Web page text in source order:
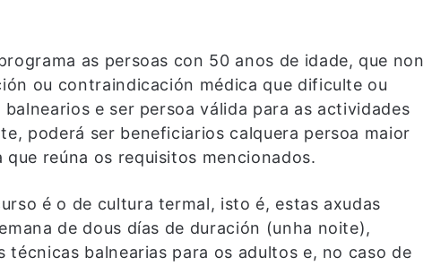
as persoas con 50 anos de idade, que non
ou contraindicación médica que dificulte ou
e ser persoa válida para as actividades
poderá ser beneficiarios calquera persoa maior
reúna os requisitos mencionados.
é o de cultura termal, isto é, estas axudas
de dous días de duración (unha noite),
técnicas balnearias para os adultos e, no caso de